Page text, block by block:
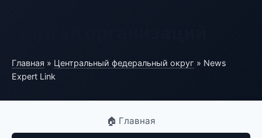
Главная » Центральный федеральный округ » News
Expert Link
🏠 Главная